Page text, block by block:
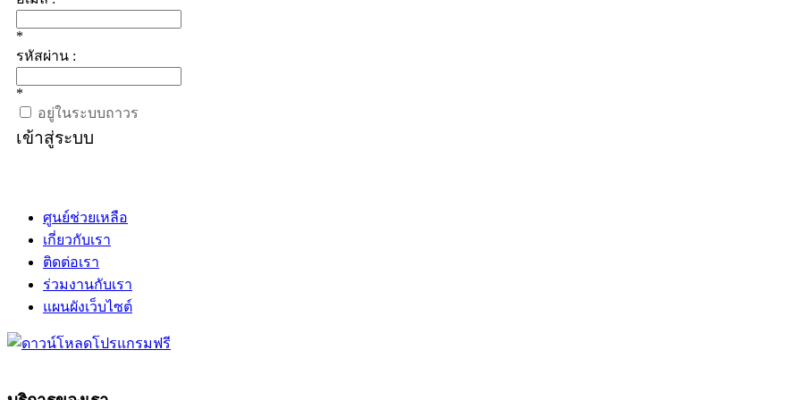
*
รหัสผ่าน :
*
อยู่ในระบบถาวร
เข้าสู่ระบบ
ศูนย์ช่วยเหลือ
เกี่ยวกับเรา
ติดต่อเรา
ร่วมงานกับเรา
แผนผังเว็บไซต์